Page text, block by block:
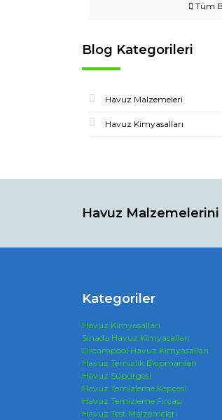
Tüm
Blog Kategorileri
Havuz Malzemeleri
Havuz Kimyasalları
Havuz
Kategoriler
Havuz Kimyasalları
Sinada Havuz Kimyasalları
Dreampool Havuz Kimyasalları
Havuz Temizlik Ekipmanları
Havuz Süpürgesi
Havuz Temizleme Kepçesi
Havuz Temizleme Fırçası
Havuz Test Malzemeleri